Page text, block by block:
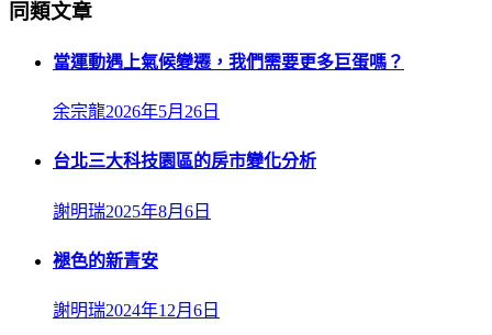
同類文章
當運動遇上氣候變遷，我們需要更多巨蛋嗎？
余宗龍2026年5月26日
台北三大科技園區的房市變化分析
謝明瑞2025年8月6日
褪色的新青安
謝明瑞2024年12月6日